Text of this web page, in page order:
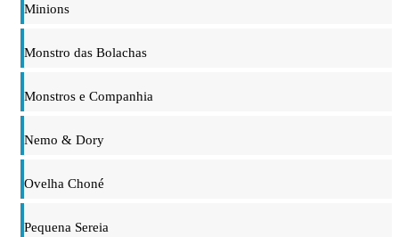
Minions
Monstro das Bolachas
Monstros e Companhia
Nemo & Dory
Ovelha Choné
Pequena Sereia